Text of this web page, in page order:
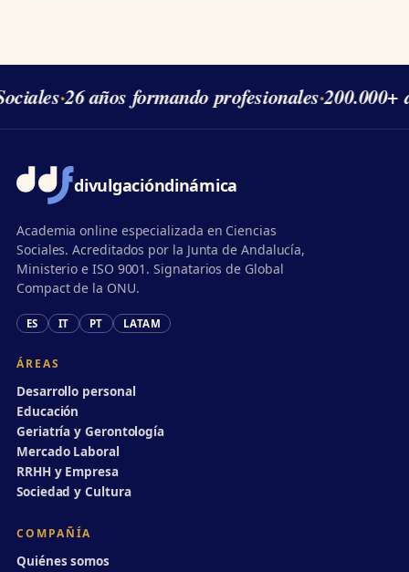
·26 años formando profesionales·200.000+
divulgacióndinámica
Academia online especializada en Ciencias
Sociales. Acreditados por la Junta de Andalucía,
Ministerio e ISO 9001. Signatarios de Global
Compact de la ONU.
ES IT PT LATAM
ÁREAS
Desarrollo personal
Educación
Geriatría y Gerontología
Mercado Laboral
RRHH y Empresa
Sociedad y Cultura
COMPAÑÍA
Quiénes somos